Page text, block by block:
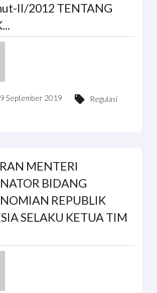
II/2012 TENTANG
September 2019
Regulasi
MENTERI
BIDANG
REPUBLIK
SELAKU KETUA TIM